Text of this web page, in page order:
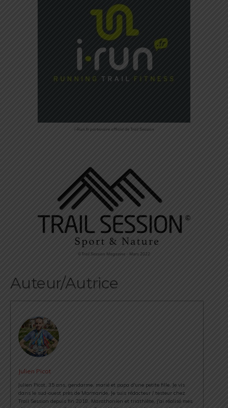
i-Run.fr partenaire officiel de Trail Session
©Trail Session Magazine – Mars 2022
Auteur/Autrice
Julien Picot
Julien Picot, 35 ans, gendarme, marié et papa d'une petite fille. Je vis
dans le sud-ouest près de Marmande. Je suis rédacteur / testeur chez
Trail Session depuis fin 2018. Marathonien et triathlète, j'ai réalisé mes